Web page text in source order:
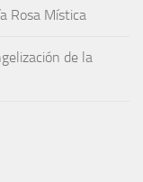
Rosa Mística
de la